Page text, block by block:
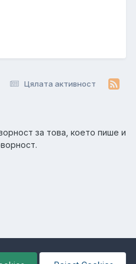
Цялата активност
за това, което пише и